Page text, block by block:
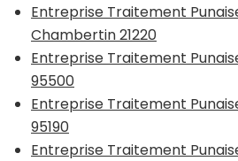
Entreprise Traitement
Chambertin 21220
Entreprise Traitement
95500
Entreprise Traitement
95190
Entreprise Traitement